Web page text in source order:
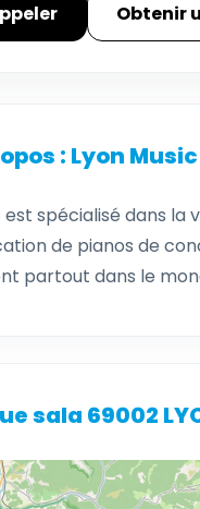
Obtenir
: Lyon Music
est spécialisé dans
de pianos de
partout dans le
sala 69002